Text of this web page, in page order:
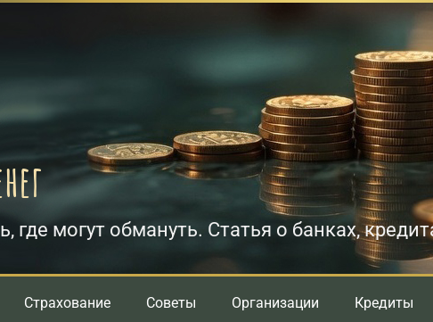
где могут обмануть. Статья о банках,
Страхование Советы Организации Кредиты